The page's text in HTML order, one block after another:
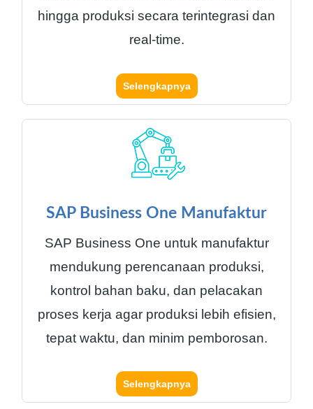
hingga produksi secara terintegrasi dan
real-time.
Selengkapnya
SAP Business One Manufaktur
SAP Business One untuk manufaktur
mendukung perencanaan produksi,
kontrol bahan baku, dan pelacakan
proses kerja agar produksi lebih efisien,
tepat waktu, dan minim pemborosan.
Selengkapnya